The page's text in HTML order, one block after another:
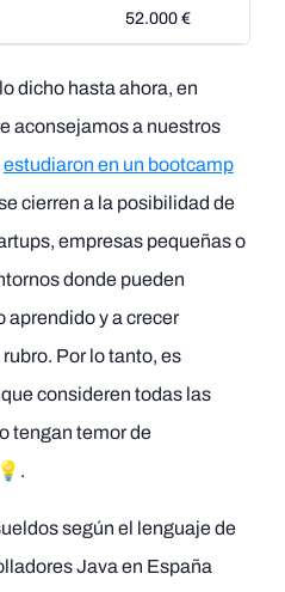
52.000 €
dicho hasta ahora, en
aconsejamos a nuestros
estudiaron en un bootcamp
cierren a la posibilidad de
empresas pequeñas o
donde pueden
aprendido y a crecer
Por lo tanto, es
consideren todas las
tengan temor de
según el lenguaje de
Java en España